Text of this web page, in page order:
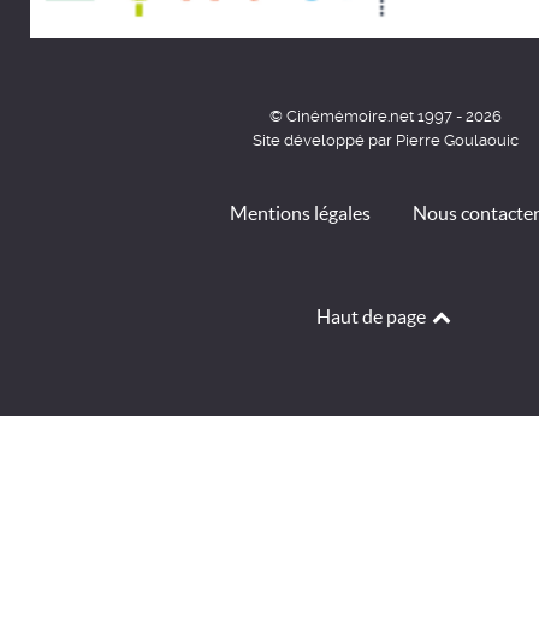
© Cinémémoire.net 1997 - 2026
Site développé par Pierre Goulaouic
Mentions légales Nous contacter
Haut de page